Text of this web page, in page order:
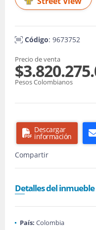
Código: 9673752
Precio de venta
Pesos Colombianos
Descargar
información
Compartir
Detalles del inmueble
País: Colombia